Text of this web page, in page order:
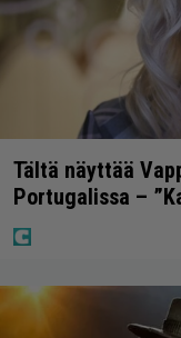
Tältä näyttää
Portugalissa –